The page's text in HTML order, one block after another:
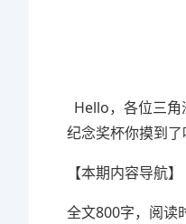
Hello，各位三
纪念奖杯你摸到
【本期内容导航】
全文800字，阅读